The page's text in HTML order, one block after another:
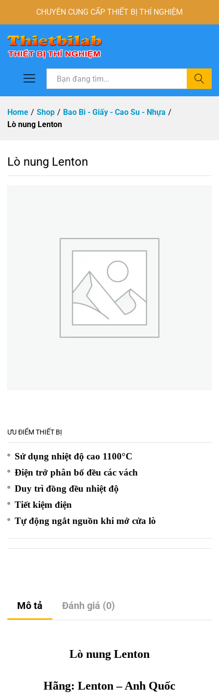
CHUYÊN CUNG CẤP THIẾT BỊ THÍ NGHIỆM
Tìm
Home / Shop / Bao Bì - Giấy - Cao Su - Nhựa /
Lò nung Lenton
Lò nung Lenton
ƯU ĐIỂM THIẾT BỊ
Sử dụng nhiệt độ cao 1100°C
Điện trở phân bố đều các vách
Duy trì đồng đều nhiệt độ
Tiết kiệm điện
Tự động ngắt nguồn khi mở cửa lò
Mô tả Đánh giá (0)
Lò nung Lenton
Hãng: Lenton – Anh Quốc